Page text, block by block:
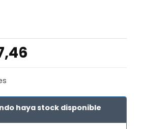
€.
es:
87,46 €.
haya stock disponible